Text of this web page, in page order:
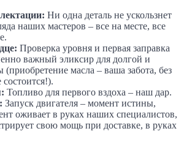
Ни одна деталь не ускользнет
наших мастеров – все на месте, все
Проверка уровня и первая заправка
важный эликсир для долгой и
масла – ваша забота, без
Топливо для первого вздоха – наш дар.
Запуск двигателя – момент истины,
оживает в руках наших специалистов,
свою мощь при доставке, в руках